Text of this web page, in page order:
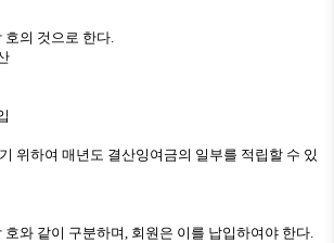
호의 것으로 한다.
위하여 매년도 결산잉여금의 일부를 적립할 수 있
호와 같이 구분하며, 회원은 이를 납입하여야 한다.